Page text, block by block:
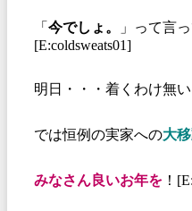
「 今でしょ。 」って言
[E:coldsweats01]
明日・・・着くわけ無
では恒例の実家への大
みなさん良いお年を ！